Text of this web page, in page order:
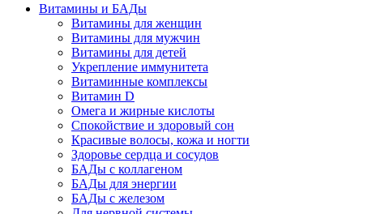
Витамины и БАДы
Витамины для женщин
Витамины для мужчин
Витамины для детей
Укрепление иммунитета
Витаминные комплексы
Витамин D
Омега и жирные кислоты
Спокойствие и здоровый сон
Красивые волосы, кожа и ногти
Здоровье сердца и сосудов
БАДы с коллагеном
БАДы для энергии
БАДы с железом